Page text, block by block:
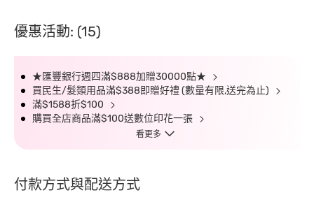
優惠活動: (15)
★匯豐銀行週四滿$888加贈30000點★
買民生/髮類用品滿$388即贈好禮 (數量有限,送完為止)
滿$1588折$100
購買全店商品滿$100送數位印花一張
看更多
付款方式與配送方式